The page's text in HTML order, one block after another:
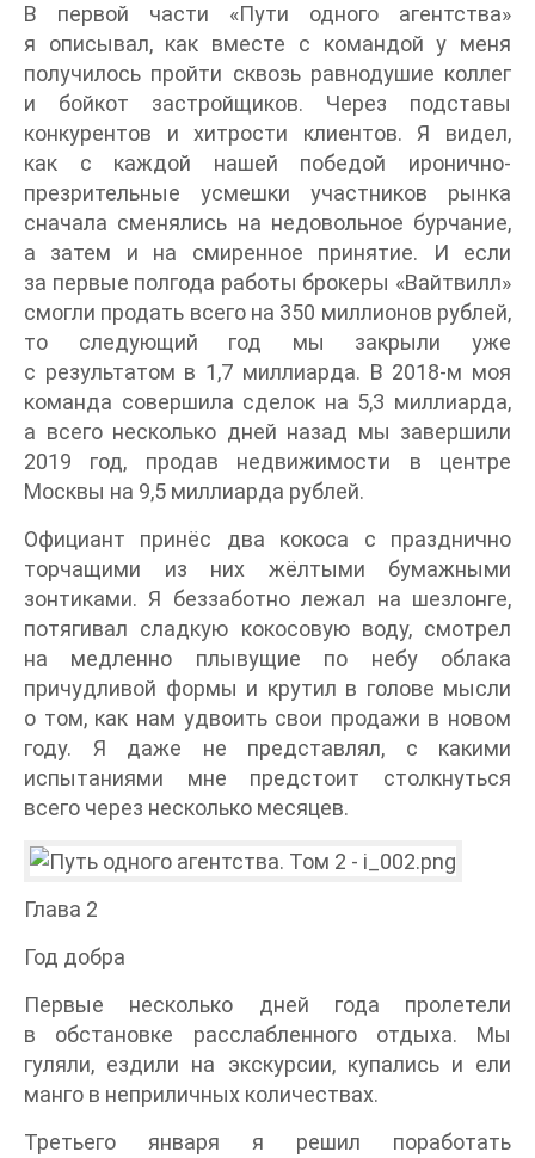
В первой части «Пути одного агентства»
я описывал, как вместе с командой у меня
получилось пройти сквозь равнодушие коллег
и бойкот застройщиков. Через подставы
конкурентов и хитрости клиентов. Я видел,
как с каждой нашей победой иронично-
презрительные усмешки участников рынка
сначала сменялись на недовольное бурчание,
а затем и на смиренное принятие. И если
за первые полгода работы брокеры «Вайтвилл»
смогли продать всего на 350 миллионов рублей,
то следующий год мы закрыли уже
с результатом в 1,7 миллиарда. В 2018-м моя
команда совершила сделок на 5,3 миллиарда,
а всего несколько дней назад мы завершили
2019 год, продав недвижимости в центре
Москвы на 9,5 миллиарда рублей.
Официант принёс два кокоса с празднично
торчащими из них жёлтыми бумажными
зонтиками. Я беззаботно лежал на шезлонге,
потягивал сладкую кокосовую воду, смотрел
на медленно плывущие по небу облака
причудливой формы и крутил в голове мысли
о том, как нам удвоить свои продажи в новом
году. Я даже не представлял, с какими
испытаниями мне предстоит столкнуться
всего через несколько месяцев.
Глава 2
Год добра
Первые несколько дней года пролетели
в обстановке расслабленного отдыха. Мы
гуляли, ездили на экскурсии, купались и ели
манго в неприличных количествах.
Третьего января я решил поработать